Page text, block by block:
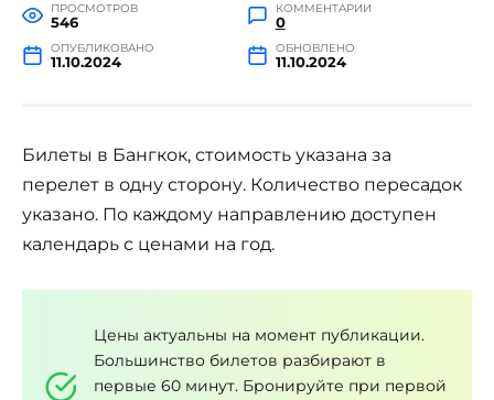
ПРОСМОТРОВ
546
КОММЕНТАРИИ
0
ОПУБЛИКОВАНО
11.10.2024
ОБНОВЛЕНО
11.10.2024
Билеты в Бангкок, стоимость указана за
перелет в одну сторону. Количество пересадок
указано. По каждому направлению доступен
календарь с ценами на год.
Цены актуальны на момент публикации.
Большинство билетов разбирают в
первые 60 минут. Бронируйте при первой